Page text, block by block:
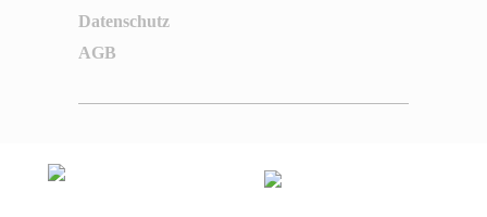
Datenschutz
AGB